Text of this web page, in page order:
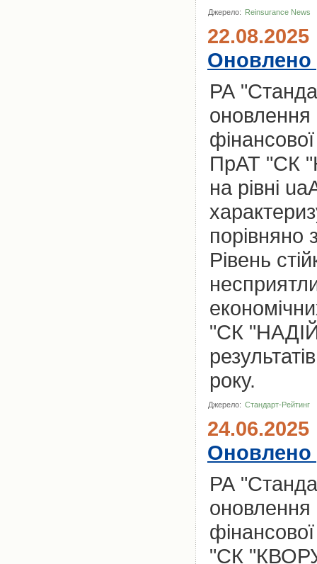
Джерело: Reinsurance News
22.08.2025
Оновлено
РА
оновлення
ПрАТ "СК
на рівні
порівняно
Рівень
"СК
року.
Джерело: Стандарт-Рейтинг
24.06.2025
РА
оновлення
"СК